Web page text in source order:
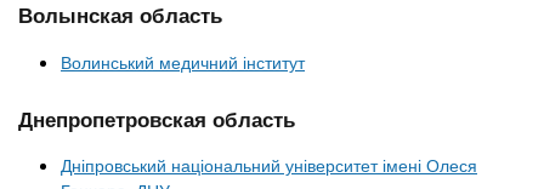
n
t
s
х
в
Онлайн курсы
За рубежом
Волынская область
Волинський медичний інститут
Днепропетровская область
Дніпровський національний університет імені Олеся